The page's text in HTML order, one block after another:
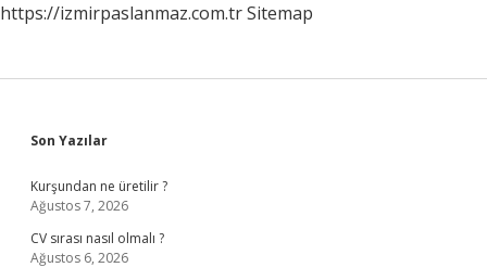
https://izmirpaslanmaz.com.trSitemap
Sidebar
Son Yazılar
Kurşundan ne üretilir ?
Ağustos 7, 2026
CV sırası nasıl olmalı ?
Ağustos 6, 2026